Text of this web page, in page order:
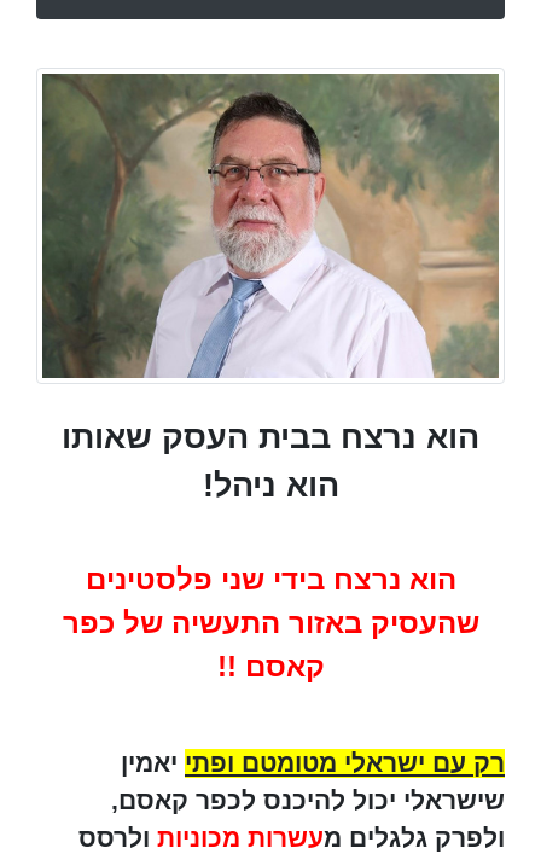
הוא נרצח בבית העסק שאותו
הוא ניהל!
הוא נרצח בידי שני פלסטינים
שהעסיק באזור התעשיה של כפר
קאסם !!
רק עם ישראלי מטומטם ופתי יאמין
שישראלי יכול להיכנס לכפר קאסם,
ולפרק גלגלים מעשרות מכוניות ולרסס